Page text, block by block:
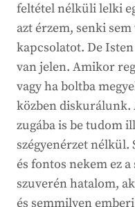
feltétel nélküli lelki
azt érzem, senki
kapcsolatot. De
van jelen. Amikor
vagy ha boltba
közben diskurálunk.
zugába is be tudom
szégyenérzet
és fontos nekem ez
szuverén hatalom,
és semmilyen